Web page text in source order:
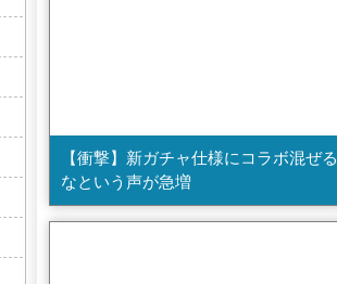
【衝撃】新ガチャ仕様にコラボ混ぜる
なという声が急増